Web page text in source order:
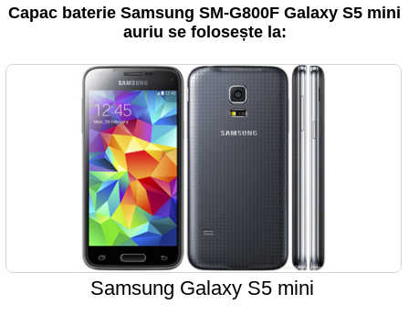
Capac baterie Samsung SM-G800F Galaxy S5 mini
auriu se folosește la:
Samsung Galaxy S5 mini